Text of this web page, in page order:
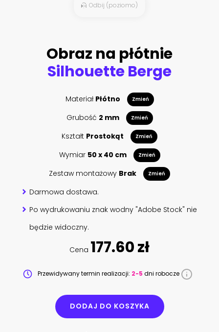
Odbij (poziomo)
Obraz na płótnie
Silhouette Berge
Materiał Płótno Zmień
Grubość 2 mm Zmień
Kształt Prostokąt Zmień
Wymiar 50 x 40 cm Zmień
Zestaw montażowy Brak Zmień
Darmowa dostawa.
Po wydrukowaniu znak wodny "Adobe Stock" nie
będzie widoczny.
Cena 177.60 zł
Przewidywany termin realizacji: 2-5 dni robocze
DODAJ DO KOSZYKA